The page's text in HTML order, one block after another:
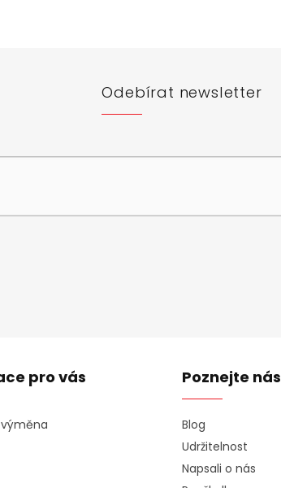
Odebírat newsletter
pro vás Poznejte nás
Blog
Udržitelnost
Napsali o nás